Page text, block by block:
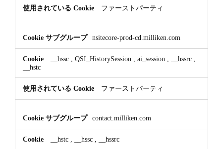
ファーストパーティ
nsitecore-prod-cd.milliken.com
__hssc QSI_HistorySession ai_session __hssrc
__hstc
ファーストパーティ
contact.milliken.com
__hstc __hssc __hssrc